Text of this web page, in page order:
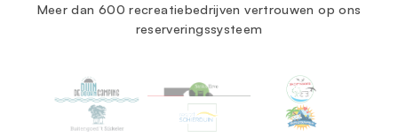
Meer dan 600 recreatiebedrijven vertrouwen op ons
reserveringssysteem